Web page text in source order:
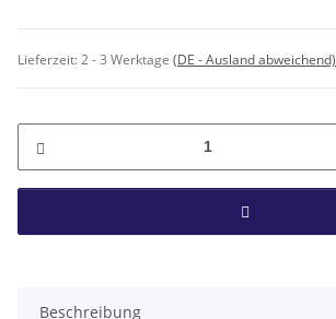
Lieferzeit:2 - 3 Werktage (DE - Ausland abweichend)
Beschreibung